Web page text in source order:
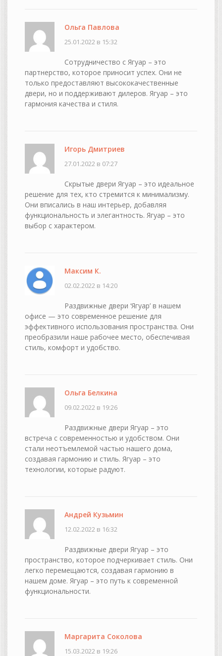
Ольга Павлова
25.01.2022 в 15:32
Сотрудничество с Ягуар – это
партнерство, которое приносит успех. Они не
только предоставляют высококачественные
двери, но и поддерживают дилеров. Ягуар – это
гармония качества и стиля.
Игорь Дмитриев
27.01.2022 в 07:27
Скрытые двери Ягуар – это идеальное
решение для тех, кто стремится к минимализму.
Они вписались в наш интерьер, добавляя
функциональность и элегантность. Ягуар – это
выбор с характером.
Максим К.
02.02.2022 в 14:20
Раздвижные двери ‘Ягуар’ в нашем
офисе — это современное решение для
эффективного использования пространства. Они
преобразили наше рабочее место, обеспечивая
стиль, комфорт и удобство.
Ольга Белкина
09.02.2022 в 19:26
Раздвижные двери Ягуар – это
встреча с современностью и удобством. Они
стали неотъемлемой частью нашего дома,
создавая гармонию и стиль. Ягуар – это
технологии, которые радуют.
Андрей Кузьмин
12.02.2022 в 16:32
Раздвижные двери Ягуар – это
пространство, которое подчеркивает стиль. Они
легко перемещаются, создавая гармонию в
нашем доме. Ягуар – это путь к современной
функциональности.
Маргарита Соколова
15.03.2022 в 19:26